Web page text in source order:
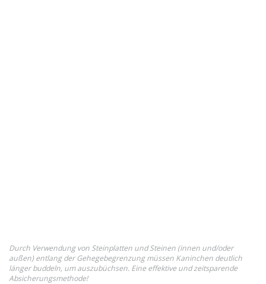
Durch Verwendung von Steinplatten und Steinen (innen und/oder
außen) entlang der Gehegebegrenzung müssen Kaninchen deutlich
länger buddeln, um auszubüchsen. Eine effektive und zeitsparende
Absicherungsmethode!